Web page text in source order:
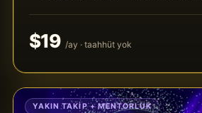
$19 /ay · taahhüt yok
YAKIN TAKIP + MENTORLUK